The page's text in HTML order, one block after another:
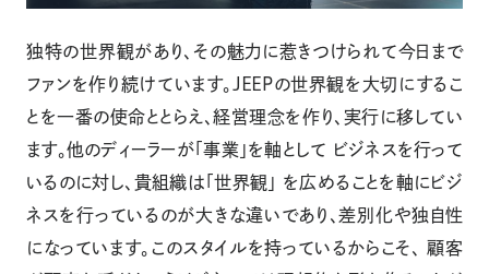
独特の世界観があり、その魅力に惹きつけられて今日まで
ファンを作り続けています。ＪＥＥＰの世界観を大切にするこ
とを一番の使命ととらえ、経営理念を作り、実行に移してい
ます。他のディーラーが「事業」を軸として ビジネスを行って
いるのに対し、貴組織は「世界観」 を広めることを軸にビジ
ネスを行っているのが大きな違いであり、差別化や独自性
になっています。このスタイルを持っているからこそ、 顧客